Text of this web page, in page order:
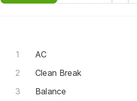
AC
Clean Break
Balance